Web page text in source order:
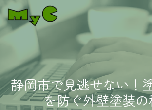
静岡市で見逃せない！
を防ぐ外壁塗装